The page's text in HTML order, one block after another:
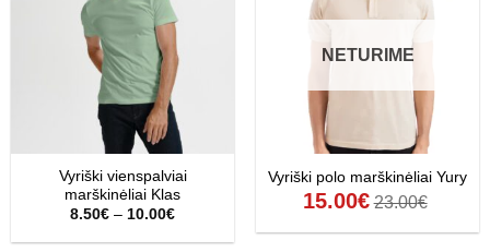
Vyriški vienspalviai
marškinėliai Klas
8.50€ – 10.00€Price
8.50€
NETURIME
Vyriški polo marškinėliai Yury
15.00€ 23.00€